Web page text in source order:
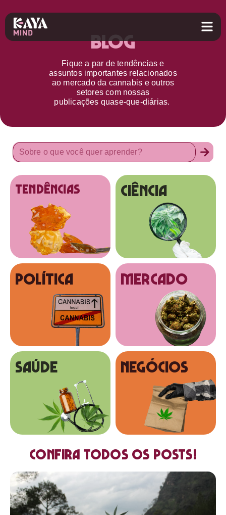
Blog
Fique a par detendências e
assuntos importantes relacionados
ao mercado da cannabis e outros
setorescom nossas
publicações quase-que-diárias.
tendências Ciência
Política MERCADO
SAÚDE NEGÓCIOS
Confira todos os posts!